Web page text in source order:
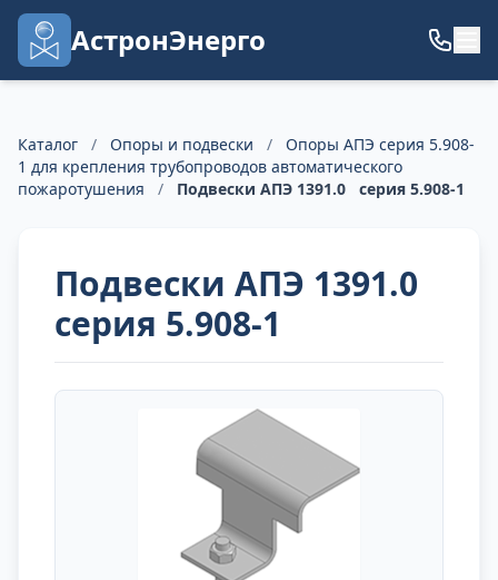
АстронЭнерго
Каталог / Опоры и подвески /
Опоры АПЭ серия 5.908-
1 для крепления трубопроводов автоматического
пожаротушения
/ Подвески АПЭ 1391.0 серия 5.908-1
Подвески АПЭ 1391.0
серия 5.908-1